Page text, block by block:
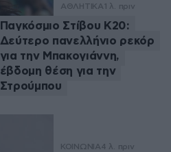
ΑΘΛΗΤΙΚΑ 1 λ. πριν
Παγκόσμιο Στίβου Κ20:
Δεύτερο πανελλήνιο ρεκόρ
για την Μπακογιάννη,
έβδομη θέση για την
Στρούμπου
ΚΟΙΝΩΝΙΑ4 λ. πριν